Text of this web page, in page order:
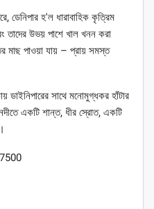
ডেনিপার হ'ল ধারাবাহিক কৃত্রিম
তাদের উভয় পাশে খাল খনন করা
মাছ পাওয়া যায় – প্রায় সমস্ত
ডাইনিপারের সাথে মনোমুগ্ধকর হাঁটার
একটি শান্ত, ধীর স্রোত, একটি